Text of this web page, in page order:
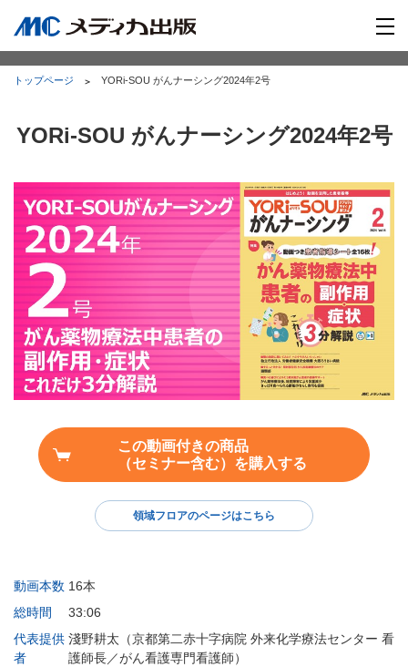
トップページ YORi-SOU がんナーシング2024年2号
YORi-SOU がんナーシング2024年2号
動画本数 16本
総時間
33:06
代表提供
者
淺野耕太（京都第二赤十字病院 外来化学療法センター 看
護師長／がん看護専門看護師）
この動画付きの商品
（セミナー含む）を購入する
領域フロアのページはこちら